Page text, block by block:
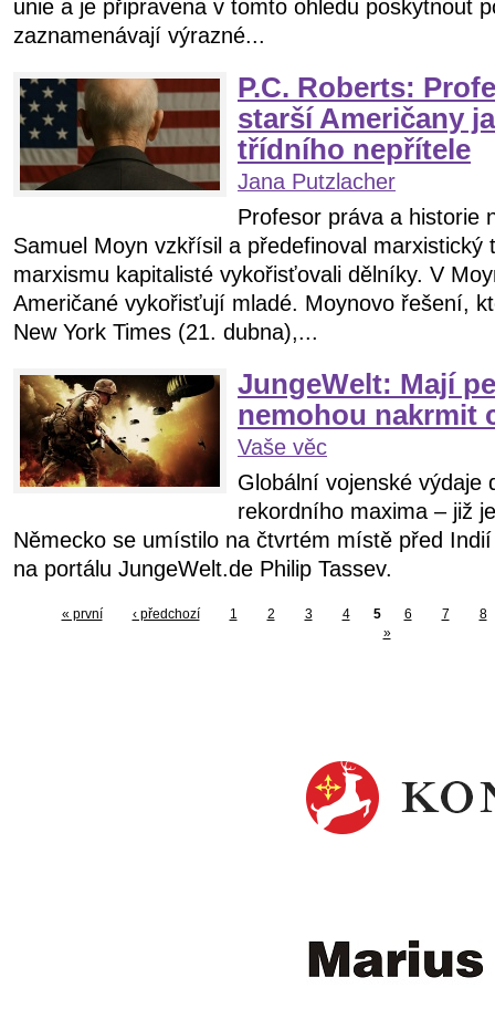
unie a je připravena v tomto ohledu poskytnout
zaznamenávají výrazné...
P.C. Roberts:
starší Američany
třídního nepřítele
Jana Putzlacher
Profesor práva a historie
Samuel Moyn vzkřísil a předefinoval
marxismu kapitalisté vykořisťovali dělníky. V
Američané vykořisťují mladé. Moynovo řešení,
New York Times (21. dubna),...
JungeWelt: Mají
nemohou nakrmit
Vaše věc
Globální vojenské výdaje
rekordního maxima – již
Německo se umístilo na čtvrtém místě před
na portálu JungeWelt.de Philip Tassev.
« první ‹ předchozí 1 2 3 4 5 6 7
8
»